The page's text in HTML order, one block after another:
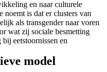
en naar culturele
noemt is dat er clusters van
als transgender naar voren
wat zij sociale besmetting
eetstoornissen en
model